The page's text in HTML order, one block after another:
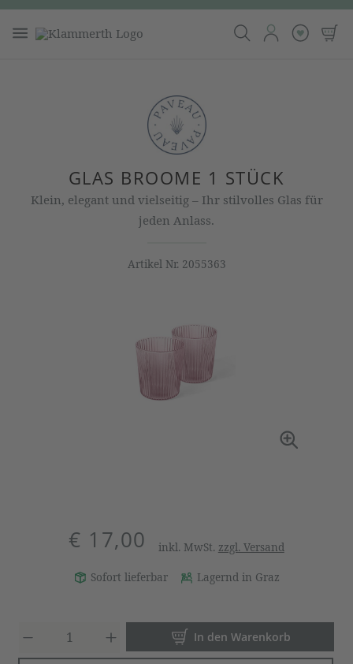
GLAS BROOME 1 STÜCK
Klein, elegant und vielseitig – Ihr stilvolles Glas für
jeden Anlass.
Artikel Nr. 2055363
€ 17,00 inkl. MwSt. zzgl. Versand
Sofort lieferbar Lagernd in Graz
Produkt Anzahl: Gib den
In den Warenkorb